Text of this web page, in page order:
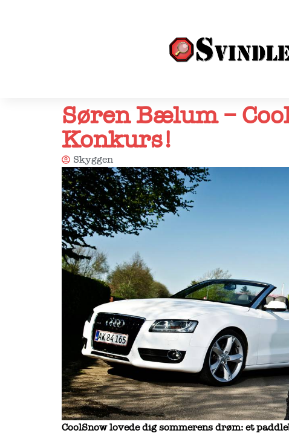
Søren Bælum –
Konkurs!
Skyggen
CoolSnow lovede dig sommerens drøm: et